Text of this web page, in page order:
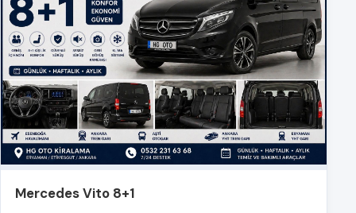
Mercedes Vito 8+1